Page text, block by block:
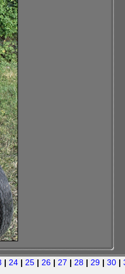
| 24 | 25 | 26 | 27 | 28 | 29 | 30 |